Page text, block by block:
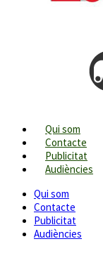
Qui som
Contacte
Publicitat
Audiències
Qui som
Contacte
Publicitat
Audiències